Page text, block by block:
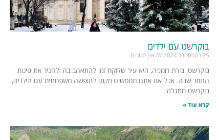
בוקרשט עם ילדים
25 בספטמבר 2024 אין תגובות
בוקרשט, בירת רומניה, היא עיר שלוקח זמן להתאהב בה ולהכיר את פינות
החמד שבה. אבל אם אתם מחפשים מקום לחופשה משפחתית עם הילדים,
בוקרשט מתגלה
קרא עוד »